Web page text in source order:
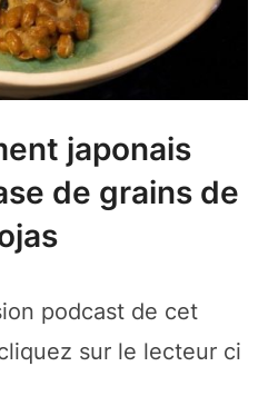
japonais
de grains de
podcast de cet
sur le lecteur ci